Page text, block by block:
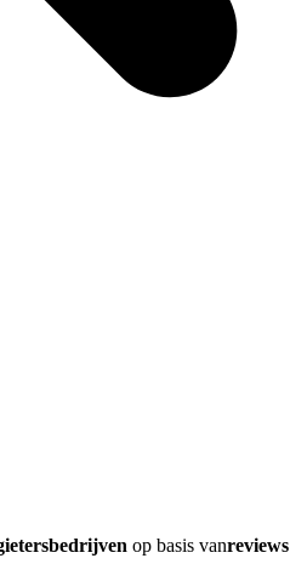
op basis vanreviews